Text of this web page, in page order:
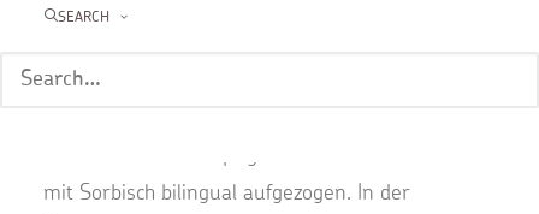
SEARCH
mit Sorbisch bilingual aufgezogen. In der